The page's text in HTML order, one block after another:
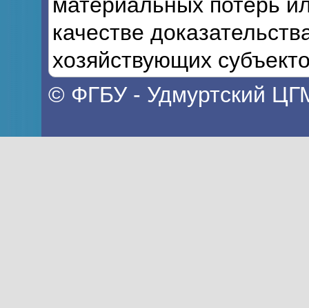
качестве
хозяйствующих
© ФГБУ - Удмуртский